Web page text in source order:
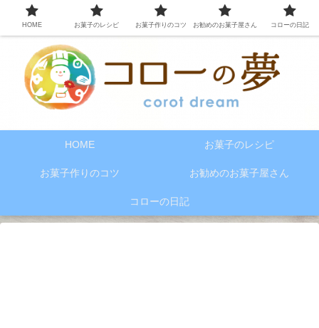
HOME お菓子のレシピ
お菓子作りのコツ お勧めのお菓子屋さん
コローの日記
HOME お菓子のレシピ お菓子作りのコツ お勧めのお菓子屋さん コローの日記